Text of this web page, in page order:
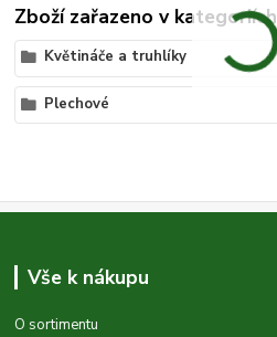
Zboží zařazeno v kategoriích
Květináče a truhlíky
Plechové
Vše k nákupu
O sortimentu